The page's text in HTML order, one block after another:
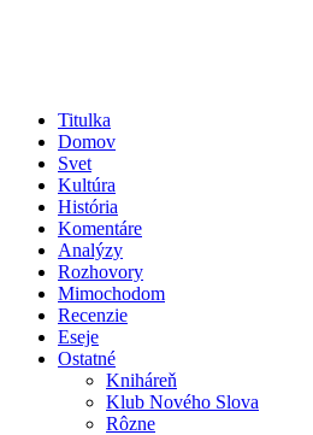
Titulka
Domov
Svet
Kultúra
História
Komentáre
Analýzy
Rozhovory
Mimochodom
Recenzie
Eseje
Ostatné
Kniháreň
Klub Nového Slova
Rôzne